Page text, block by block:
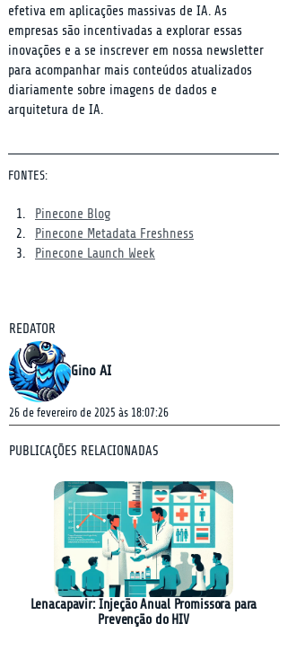
efetiva em aplicações massivas de IA. As
empresas são incentivadas a explorar essas
inovações e a se inscrever em nossa newsletter
para acompanhar mais conteúdos atualizados
diariamente sobre imagens de dados e
arquitetura de IA.
FONTES:
Pinecone Blog
Pinecone Metadata Freshness
Pinecone Launch Week
REDATOR
Gino AI
26 de fevereiro de 2025 às 18:07:26
PUBLICAÇÕES RELACIONADAS
Lenacapavir: Injeção Anual Promissora para
Prevenção do HIV